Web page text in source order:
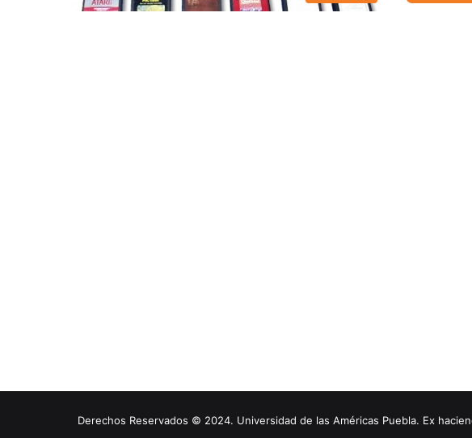
Derechos Reservados © 2024. Universidad de las Américas Puebla. Ex